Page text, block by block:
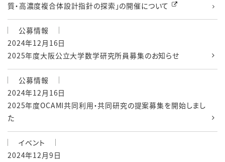
質・高濃度複合体設計指針の探索」の開催について
公募情報
2024年12月16日
2025年度大阪公立大学数学研究所員募集のお知らせ
公募情報
2024年12月16日
2025年度OCAMI共同利用・共同研究の提案募集を開始しまし
た
イベント
2024年12月9日